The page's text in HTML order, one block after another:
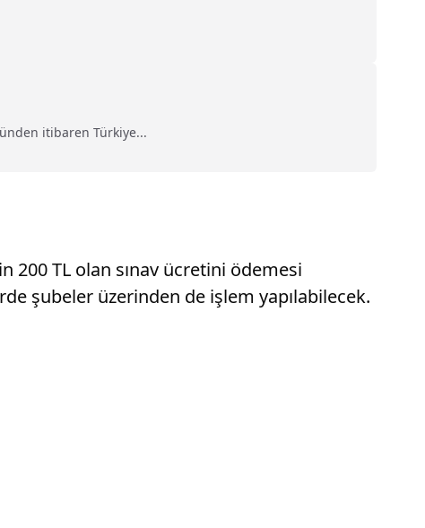
itibaren Türkiye...
200 TL olan sınav ücretini ödemesi
şubeler üzerinden de işlem yapılabilecek.